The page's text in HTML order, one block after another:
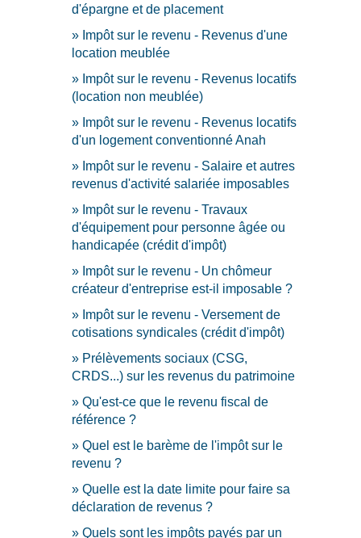
d'épargne et de placement
Impôt sur le revenu - Revenus d'une
location meublée
Impôt sur le revenu - Revenus locatifs
(location non meublée)
Impôt sur le revenu - Revenus locatifs
d'un logement conventionné Anah
Impôt sur le revenu - Salaire et autres
revenus d'activité salariée imposables
Impôt sur le revenu - Travaux
d'équipement pour personne âgée ou
handicapée (crédit d'impôt)
Impôt sur le revenu - Un chômeur
créateur d'entreprise est-il imposable ?
Impôt sur le revenu - Versement de
cotisations syndicales (crédit d'impôt)
Prélèvements sociaux (CSG,
CRDS...) sur les revenus du patrimoine
Qu'est-ce que le revenu fiscal de
référence ?
Quel est le barème de l'impôt sur le
revenu ?
Quelle est la date limite pour faire sa
déclaration de revenus ?
Quels sont les impôts payés par un